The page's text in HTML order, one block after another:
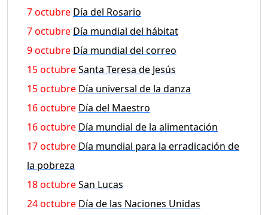
7 octubre Día del Rosario
7 octubre Día mundial del hábitat
9 octubre Día mundial del correo
15 octubreSanta Teresa de Jesús
15 octubre Día universal de la danza
16 octubre Día del Maestro
16 octubre Día mundial de la alimentación
17 octubre Día mundial para la erradicación de
la pobreza
18 octubreSan Lucas
24 octubre Día de las Naciones Unidas